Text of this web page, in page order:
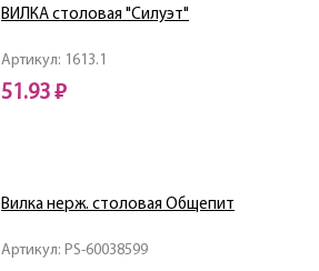
Артикул: 1613.1
ВИЛКА столовая "Силуэт"
51.93 ₽
Артикул: PS-60038599
Вилка нерж. столовая Общепит